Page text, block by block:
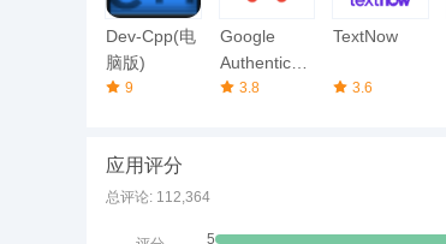
Dev-Cpp(电
脑版)
9
Google
Authenticat
or(谷歌身份
3.8
TextNow
3.6
应用评分
总评论: 112,364
5